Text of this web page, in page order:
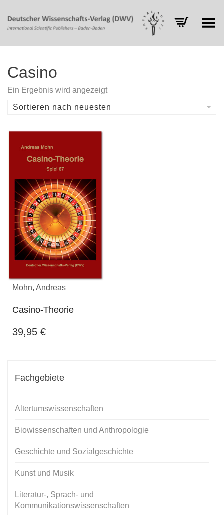
Toggle Menu
Casino
Ein Ergebnis wird angezeigt
Sortieren nach neuesten
Mohn, Andreas
Casino-Theorie
39,95 €
Fachgebiete
Altertumswissenschaften
Biowissenschaften und Anthropologie
Geschichte und Sozialgeschichte
Kunst und Musik
Literatur-, Sprach- und
Kommunikationswissenschaften